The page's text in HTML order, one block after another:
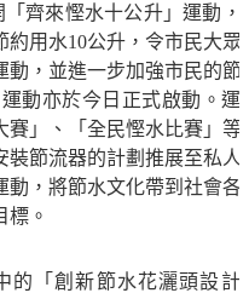
齊來慳水十公升」運動，
用水10公升，令市民大眾
動，並進一步加強市民的節
動亦於今日正式啟動。運
賽」、「全民慳水比賽」等
裝節流器的計劃推展至私人
動，將節水文化帶到社會各
標。
的「創新節水花灑頭設計